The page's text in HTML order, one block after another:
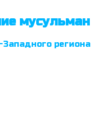
мусульман
региона